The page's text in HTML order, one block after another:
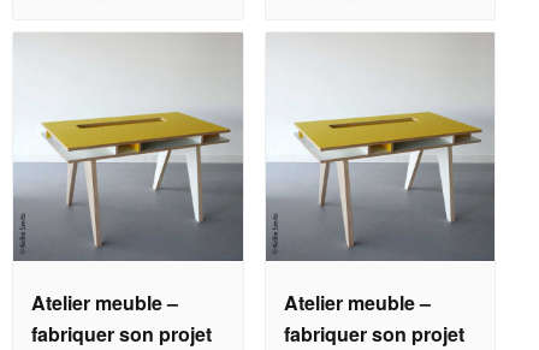
Atelier meuble –
fabriquer son projet
Atelier meuble –
fabriquer son projet